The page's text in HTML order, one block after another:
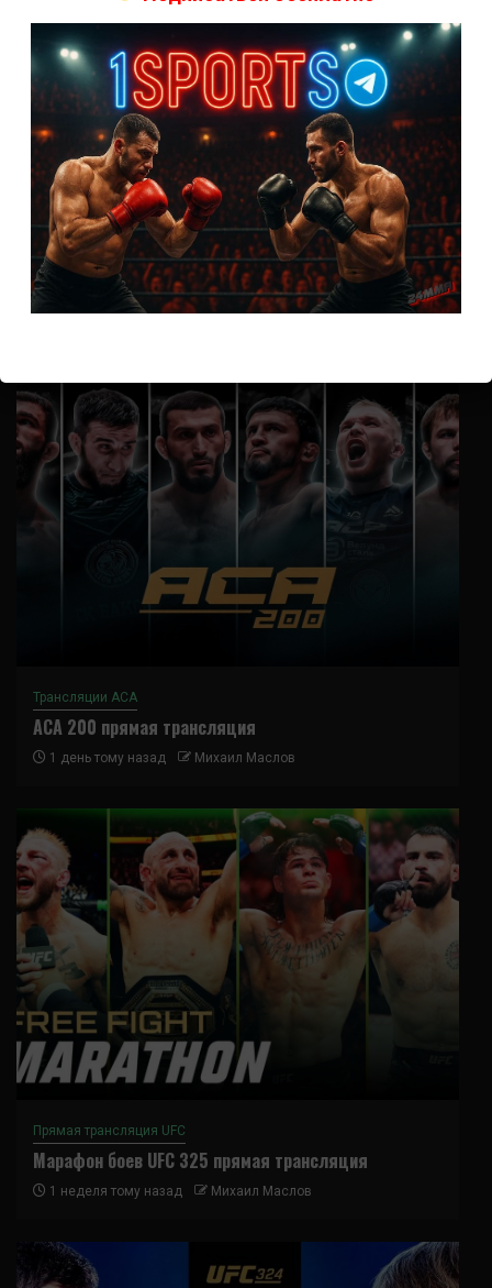
А как смотреть с ноутбука?
Анонимно кРасписание боев UFC
Кусок говна ты, существом даже нельзя ,такое как ты назвать!
АнонимнокКонор МакГрегор
УЧ
АнонимнокРэнди Браун — Николас Далби
не запускается ни один бой, реклама есть, а когда
заканчивается начинается загрузка видео длиною в жизнь.
Исправьте пожалуйста
Трансляции ACA
ACA 200 прямая трансляция
1 день тому назад Михаил Маслов
Прямая трансляция UFC
Марафон боев UFC 325 прямая трансляция
1 неделя тому назад Михаил Маслов